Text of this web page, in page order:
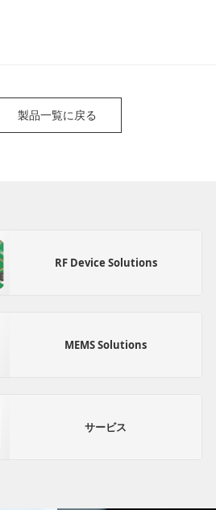
製品一覧に戻る
RF Device Solutions
MEMS Solutions
サービス